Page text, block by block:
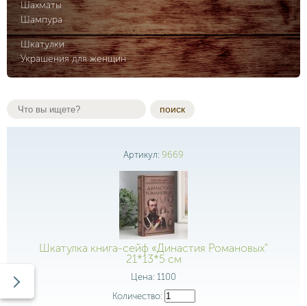
Шахматы
Шампура
Шкатулки
Украшения для женщин
поиск
Артикул: 9669
Шкатулка книга-сейф «Династия Романовых"
21*13*5 см
Цена: 1100
Количество: